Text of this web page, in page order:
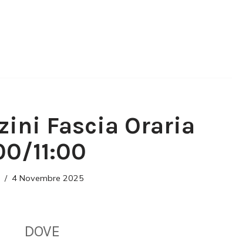
Fascia Oraria
11:00
4 Novembre 2025
DOVE